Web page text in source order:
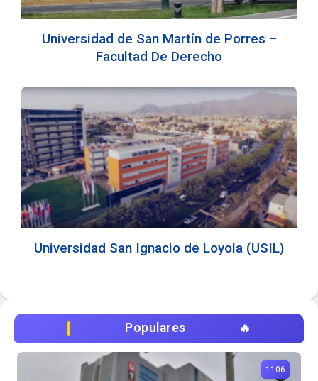
Universidad de San Martín de Porres –
Facultad De Derecho
Universidad San Ignacio de Loyola (USIL)
Populares
1106